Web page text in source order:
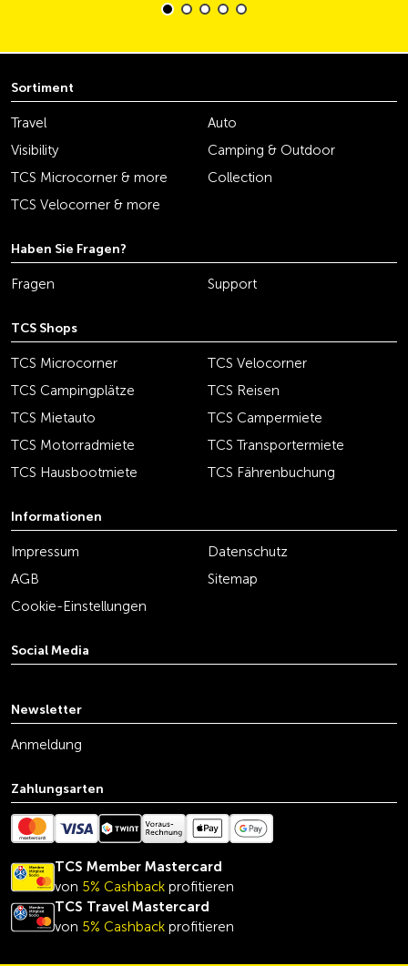
Sortiment
Travel
Auto
Visibility
Camping & Outdoor
TCS Microcorner & more
Collection
TCS Velocorner & more
Haben Sie Fragen?
Fragen Support
TCS Shops
TCS Microcorner
TCS Velocorner
TCS Campingplätze
TCS Reisen
TCS Mietauto
TCS Campermiete
TCS Motorradmiete
TCS Transportermiete
TCS Hausbootmiete
TCS Fährenbuchung
Informationen
Impressum
Datenschutz
AGB
Sitemap
Cookie-Einstellungen
Social Media
Newsletter
Anmeldung
Zahlungsarten
TCS Member Mastercard
von 5% Cashback profitieren
TCS Travel Mastercard
von 5% Cashback profitieren